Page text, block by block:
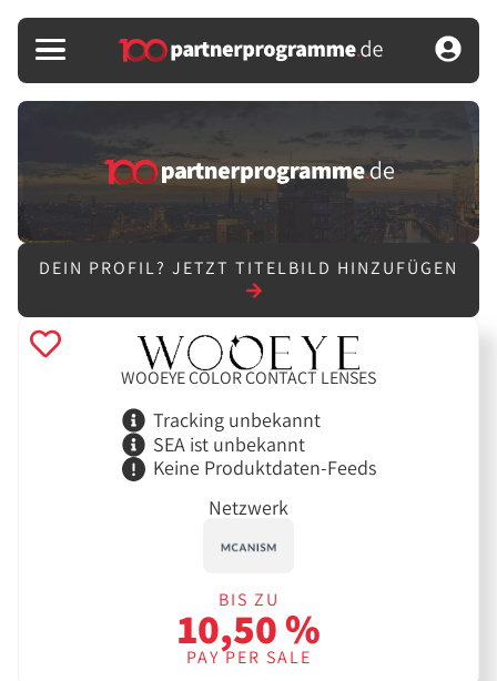
DEIN PROFIL? JETZT TITELBILD HINZUFÜGEN
WOOEYE COLOR CONTACT LENSES
Tracking unbekannt
SEA ist unbekannt
Keine Produktdaten-Feeds
Netzwerk
BIS ZU
10,50 %
PAY PER SALE